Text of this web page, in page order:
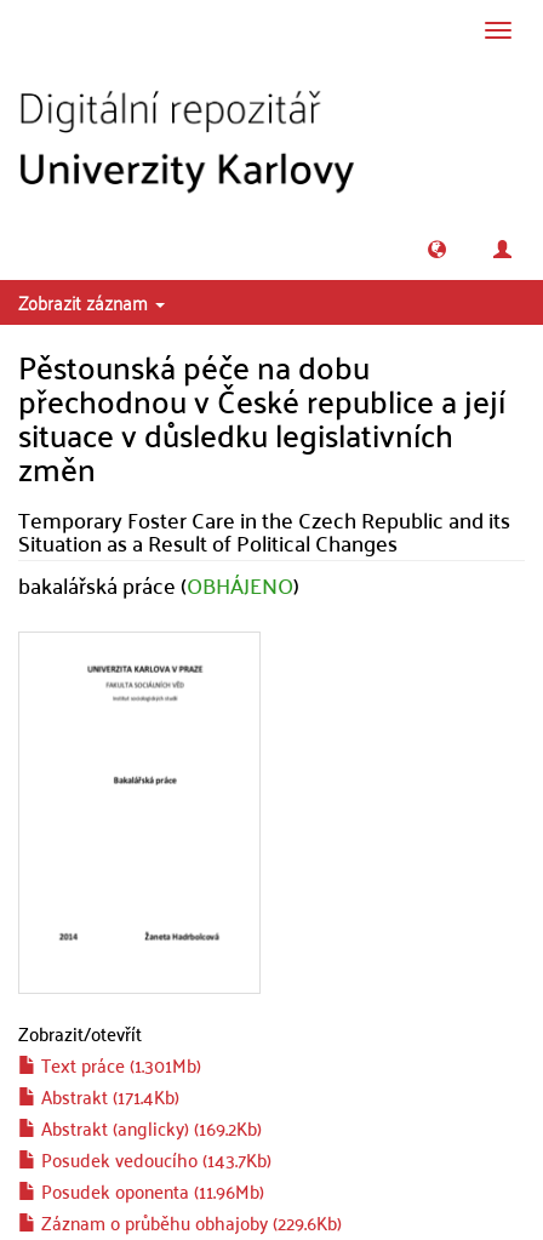
Zobrazit záznam
Pěstounská péče na dobu
přechodnou v České republice a její
situace v důsledku legislativních
změn
Temporary Foster Care in the Czech Republic and its
Situation as a Result of Political Changes
bakalářská práce (OBHÁJENO)
Zobrazit/otevřít
Text práce (1.301Mb)
Abstrakt (171.4Kb)
Abstrakt (anglicky) (169.2Kb)
Posudek vedoucího (143.7Kb)
Posudek oponenta (11.96Mb)
Záznam o průběhu obhajoby (229.6Kb)